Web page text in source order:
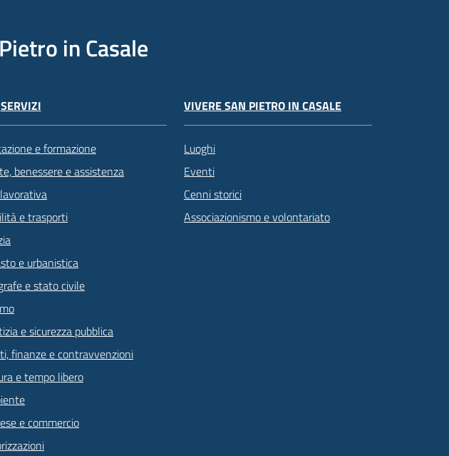
in Casale
SERVIZI
e formazione
benessere e assistenza
e trasporti
e urbanistica
e stato civile
e sicurezza pubblica
finanze e contravvenzioni
e tempo libero
e commercio
VIVERE SAN PIETRO IN CASALE
Luoghi
Eventi
Cenni storici
Associazionismo e volontariato